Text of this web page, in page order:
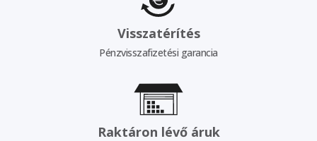
Visszatérítés
Pénzvisszafizetési garancia
Raktáron lévő áruk